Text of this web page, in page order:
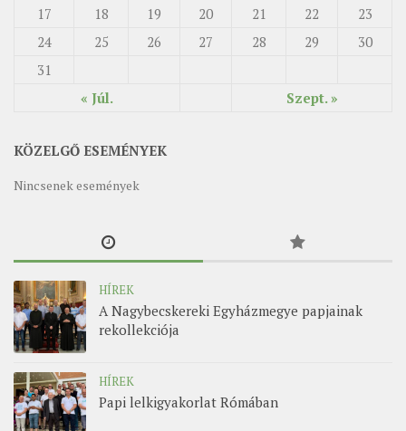
« Júl. Szept. »
17 18 19 20 21 22
23
24
25 26 27 28 29
30
31
KÖZELGŐ ESEMÉNYEK
Nincsenek események
HÍREK
A Nagybecskereki Egyházmegye papjainak
rekollekciója
HÍREK
Papi lelkigyakorlat Rómában